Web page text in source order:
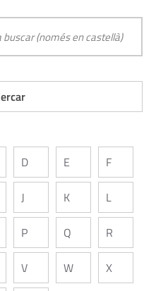
D E F
J K L
P Q R
V W X